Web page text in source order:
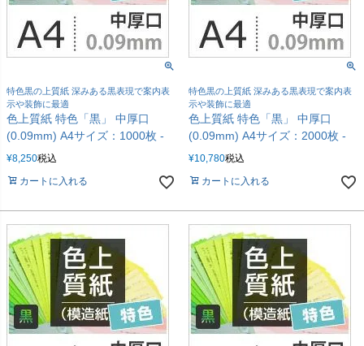
特色黒の上質紙 深みある黒表現で案内表
示や装飾に最適
色上質紙 特色「黒」 中厚口
(0.09mm) A4サイズ：1000枚 -
¥8,250税込
カートに入れる
特色黒の上質紙 深みある黒表現で案内表
示や装飾に最適
色上質紙 特色「黒」 中厚口
(0.09mm) A4サイズ：2000枚 -
¥10,780税込
カートに入れる